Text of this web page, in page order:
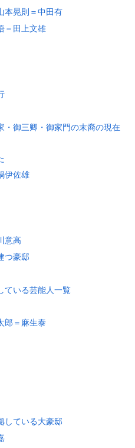
本晃則＝中田有
＝田上文雄
・御三卿・御家門の末裔の現在
伊佐雄
意高
つ豪邸
ている芸能人一覧
郎＝麻生泰
している大豪邸